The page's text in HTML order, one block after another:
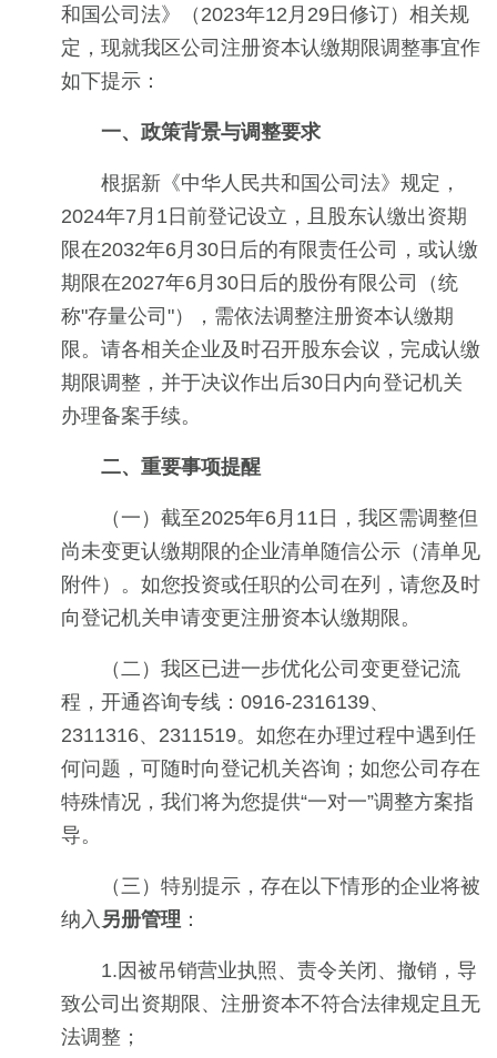
和国公司法》（2023年12月29日修订）相关规
定，现就我区公司注册资本认缴期限调整事宜作
如下提示：
一、政策背景与调整要求
根据新《中华人民共和国公司法》规定，
2024年7月1日前登记设立，且股东认缴出资期
限在2032年6月30日后的有限责任公司，或认缴
期限在2027年6月30日后的股份有限公司（统
称"存量公司"），需依法调整注册资本认缴期
限。请各相关企业及时召开股东会议，完成认缴
期限调整，并于决议作出后30日内向登记机关
办理备案手续。
二、重要事项提醒
（一）截至2025年6月11日，我区需调整但
尚未变更认缴期限的企业清单随信公示（清单见
附件）。如您投资或任职的公司在列，请您及时
向登记机关申请变更注册资本认缴期限。
（二）我区已进一步优化公司变更登记流
程，开通咨询专线：0916-2316139、
2311316、2311519。如您在办理过程中遇到任
何问题，可随时向登记机关咨询；如您公司存在
特殊情况，我们将为您提供“一对一”调整方案指
导。
（三）特别提示，存在以下情形的企业将被
纳入 另册管理 ：
1.因被吊销营业执照、责令关闭、撤销，导
致公司出资期限、注册资本不符合法律规定且无
法调整；